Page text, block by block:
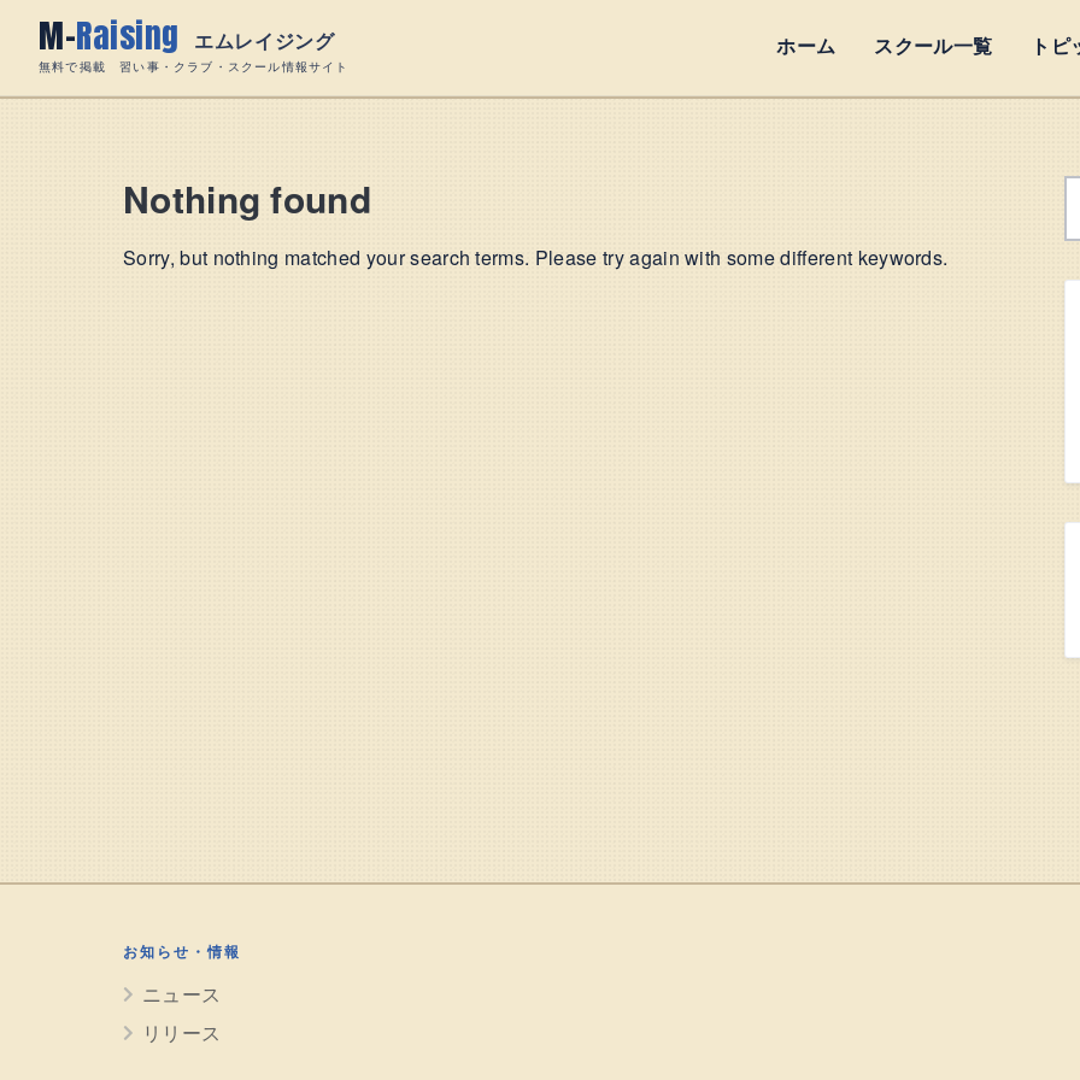
content
M-Raising エムレイジング
無料で掲載 習い事・クラブ・スクール情報サイト
ホーム スクール一覧 トピ
Nothing found
Sorry, but nothing matched your search terms. Please try again with some different keywords.
お知らせ・情報
ニュース
リリース